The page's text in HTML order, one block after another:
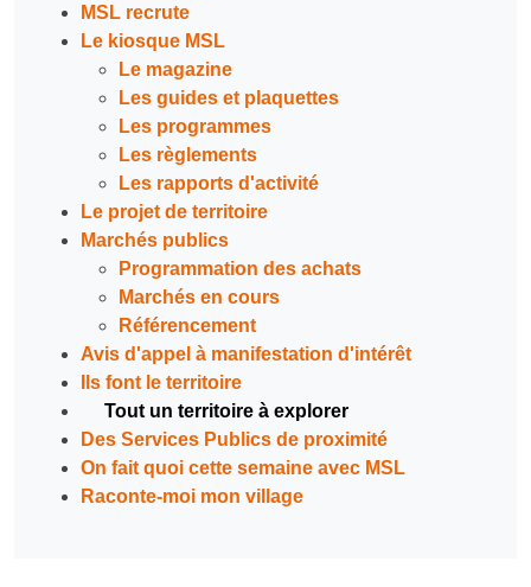
MSL recrute
Le kiosque MSL
Le magazine
Les guides et plaquettes
Les programmes
Les règlements
Les rapports d'activité
Le projet de territoire
Marchés publics
Programmation des achats
Marchés en cours
Référencement
Avis d'appel à manifestation d'intérêt
Ils font le territoire
Tout un territoire à explorer
Des Services Publics de proximité
On fait quoi cette semaine avec MSL
Raconte-moi mon village